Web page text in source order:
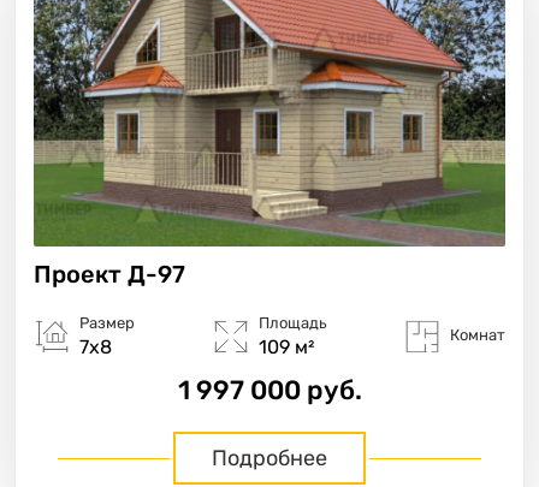
Проект Д-97
Размер
7х8
Площадь
109 м²
Комнат
1 997 000 руб.
Подробнее